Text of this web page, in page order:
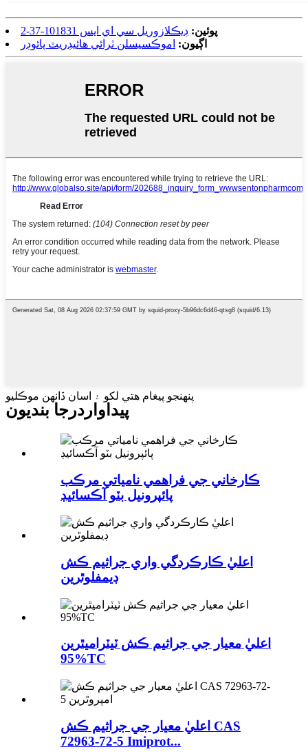
پوئين: ڊيڪلازوريل سي اي ايس 101831-37-2
اڳيون: اموڪسيسلن ٽرائي هائيڊريٽ پائوڊر
پنهنجو پيغام هتي لکو ۽ اسان ڏانهن موڪليو
پيداوار درجا بنديون
ڪارخاني جي فراهمي نامياتي مرڪب
پائپرونيل بٽو آڪسائيڊ
اعليٰ ڪارڪردگي واري جراثيم ڪش
ڊيمفلوٿرين
اعليٰ معيار جي جراثيم ڪش ٽيٽراميٿرين
95%TC
اعليٰ معيار جي جراثيم ڪش CAS
72963-72-5 Imiprot...